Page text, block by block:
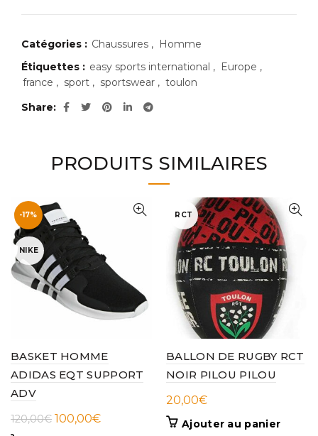
Catégories : Chaussures , Homme
Étiquettes : easy sports international , Europe ,
france , sport , sportswear , toulon
Share
PRODUITS SIMILAIRES
-17%
NIKE
BASKET HOMME
ADIDAS EQT SUPPORT
ADV
120,00€ Le
100,00€Le
RCT
BALLON DE RUGBY RCT
NOIR PILOU PILOU
20,00€
Ajouter au panier